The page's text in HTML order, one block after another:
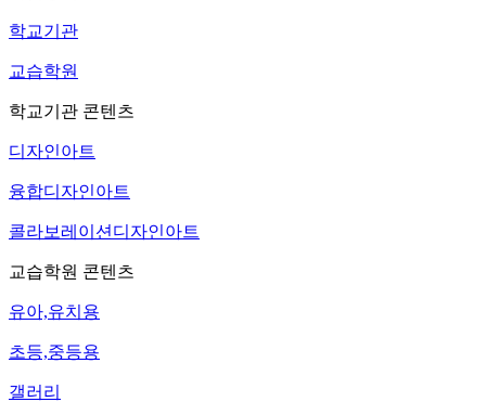
학교기관
교습학원
학교기관 콘텐츠
디자인아트
융합디자인아트
콜라보레이션디자인아트
교습학원 콘텐츠
유아,유치용
초등,중등용
갤러리